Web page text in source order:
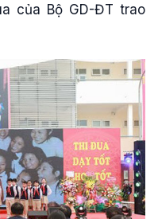
của Bộ GD-ĐT trao